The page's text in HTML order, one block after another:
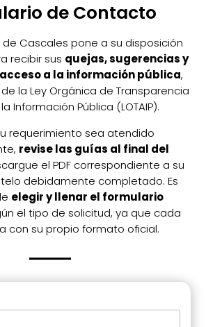
de Contacto
de Cascales pone a su disposición
recibir sus quejas, sugerencias y
a la información pública,
la Ley Orgánica de Transparencia
Información Pública (LOTAIP).
requerimiento sea atendido
revise las guías al final del
el PDF correspondiente a su
debidamente completado. Es
elegir y llenar el formulario
el tipo de solicitud, ya que cada
con su propio formato oficial.